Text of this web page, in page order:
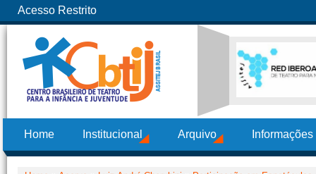
Acesso Restrito
Home Institucional Arquivo